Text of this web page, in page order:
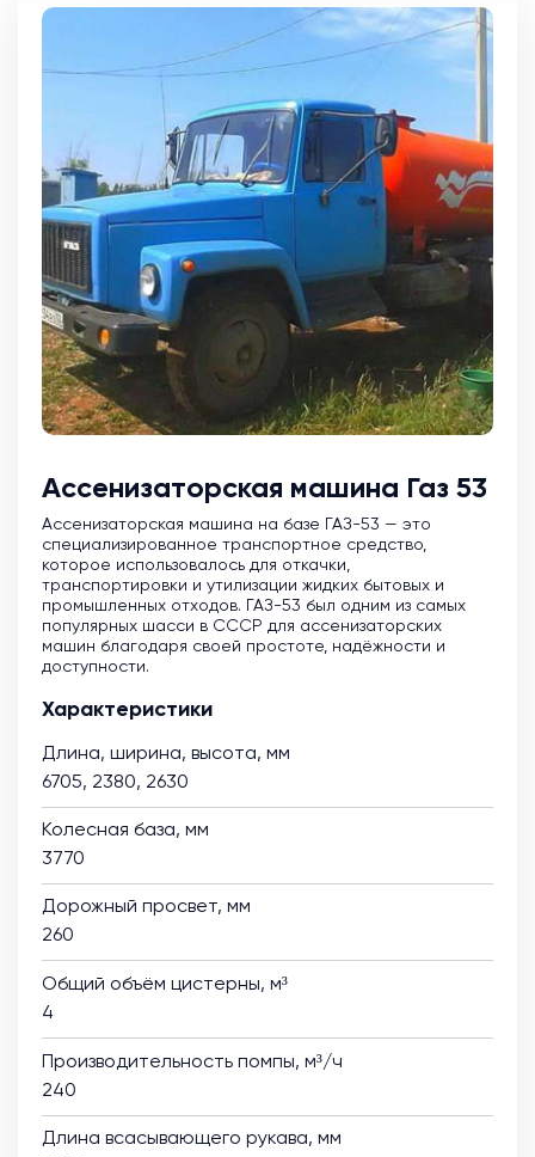
Ассенизаторская машина Газ 53
Ассенизаторская машина на базе ГАЗ-53 — это
специализированное транспортное средство,
которое использовалось для откачки,
транспортировки и утилизации жидких бытовых и
промышленных отходов. ГАЗ-53 был одним из самых
популярных шасси в СССР для ассенизаторских
машин благодаря своей простоте, надёжности и
доступности.
Характеристики
Длина, ширина, высота, мм
6705, 2380, 2630
Колесная база, мм
3770
Дорожный просвет, мм
260
Общий объём цистерны, м³
4
Производительность помпы, м³/ч
240
Длина всасывающего рукава, мм